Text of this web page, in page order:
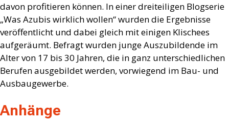
davon profitieren können. In einer dreiteiligen Blogserie
„Was Azubis wirklich wollen“ wurden die Ergebnisse
veröffentlicht und dabei gleich mit einigen Klischees
aufgeräumt. Befragt wurden junge Auszubildende im
Alter von 17 bis 30 Jahren, die in ganz unterschiedlichen
Berufen ausgebildet werden, vorwiegend im Bau- und
Ausbaugewerbe.
Anhänge